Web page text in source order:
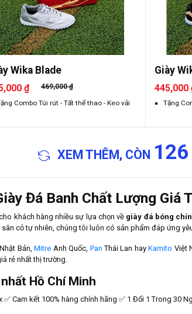
Wika Blade
₫ 469,000 ₫
Combo Túi rút - Tất thể thao - Keo vải
Giày
445,000
Tặng
XEM THÊM, CÒN 126
Đá Banh Chất Lượng Giá
khách hàng nhiều sự lựa chọn về giày đá bóng
sân cỏ tự nhiên, chúng tôi luôn có sản phẩm đáp ứng
Nhật Bản,Mitre Anh Quốc, Pan Thái Lan hayKamito Việt
rẻ nhất thị trường.
Hồ Chí Minh
Cam kết 100% hàng chính hãng ✅ 1 Đổi 1 Trong 30